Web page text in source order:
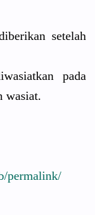
setelah
n pada
wasiat.
permalink/